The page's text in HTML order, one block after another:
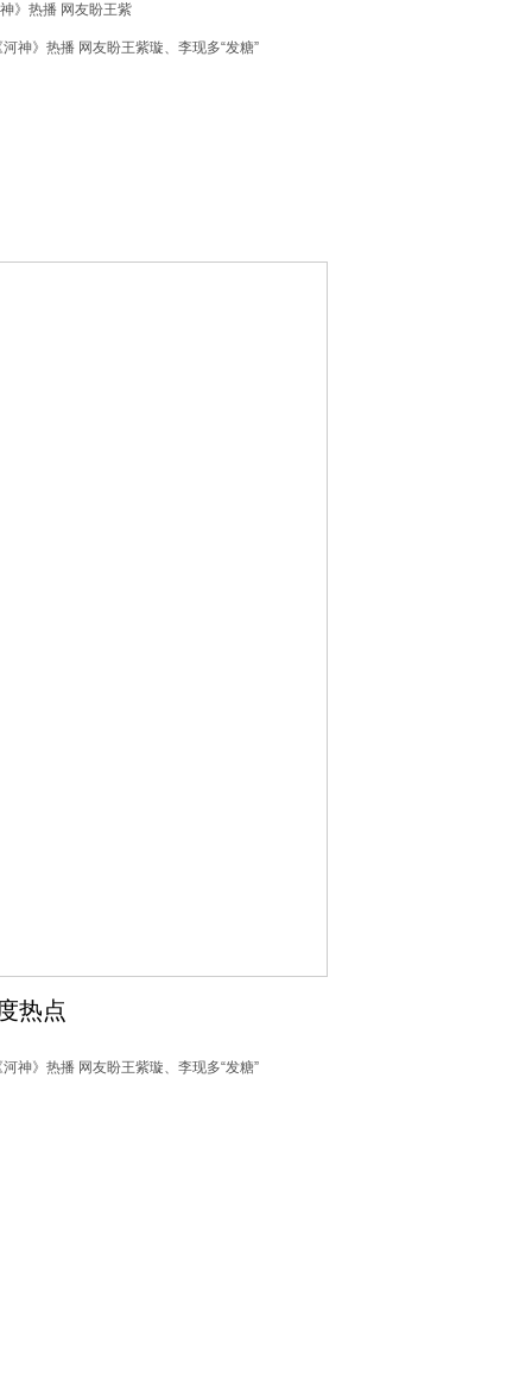
》热播 网友盼王紫
河神》热播 网友盼王紫璇、李现多“发糖”
热点
河神》热播 网友盼王紫璇、李现多“发糖”